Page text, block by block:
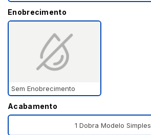
Enobrecimento
Sem Enobrecimento
Acabamento
1 Dobra Modelo Simples